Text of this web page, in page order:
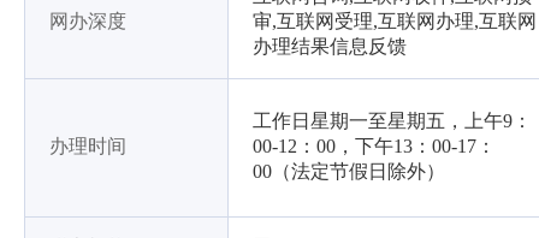
网办深度
审,互联网受理,互联网办理,互联网
办理结果信息反馈
办理时间
工作日星期一至星期五，上午9：
00-12：00，下午13：00-17：
00（法定节假日除外）